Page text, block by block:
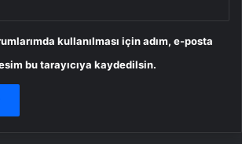
kullanılması için adım, e-posta
bu tarayıcıya kaydedilsin.